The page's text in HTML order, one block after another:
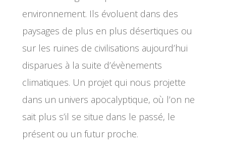
environnement. Ils évoluent dans des
paysages de plus en plus désertiques ou
sur les ruines de civilisations aujourd’hui
disparues à la suite d’évènements
climatiques. Un projet qui nous projette
dans un univers apocalyptique, où l’on ne
sait plus s’il se situe dans le passé, le
présent ou un futur proche.